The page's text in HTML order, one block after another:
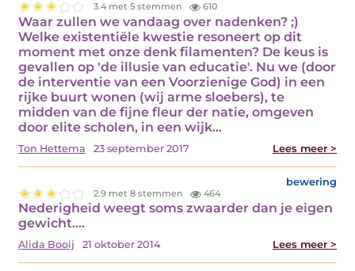
3.4 met 5 stemmen 610
Waar zullen we vandaag over nadenken? ;)
Welke existentiële kwestie resoneert op dit
moment met onze denk filamenten? De keus is
gevallen op 'de illusie van educatie'. Nu we (door
de interventie van een Voorzienige God) in een
rijke buurt wonen (wij arme sloebers), te
midden van de fijne fleur der natie, omgeven
door elite scholen, in een wijk…
Ton Hettema 23 september 2017 Lees meer >
bewering
2.9 met 8 stemmen 464
Nederigheid weegt soms zwaarder dan je eigen
gewicht.…
Alida Booij 21 oktober 2014 Lees meer >